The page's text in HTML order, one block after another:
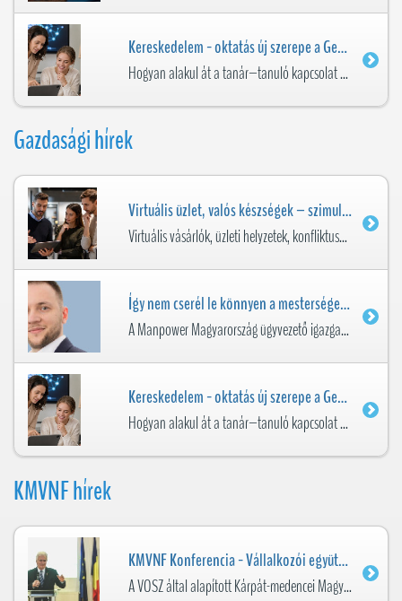
Kereskedelem - oktatás új szerepe a Generatív AI korában
Hogyan alakul át a tanár–tanuló kapcsolat oktató–AI–tanuló együttműködéssé? A Generatív Mesterséges Intelligencia megjelenése nem egyszerűen egy új digitális eszközt ad az oktatók ...
Gazdasági hírek
Virtuális üzlet, valós készségek – szimulációk, VR és MI a kereskedelmi képzésben
Virtuális vásárlók, üzleti helyzetek, konfliktusok, készletproblémák és fenntarthatósági döntések gyakorlása.
Így nem cserél le könnyen a mesterséges intelligencia – hazai kilátások és AI-integráció
A Manpower Magyarország ügyvezető igazgatója a BizniszPlusz podcast epizódjában többek között a hazai foglalkoztatási kilátásokról és a cégek AI-integrációjáról beszélt.
Kereskedelem - oktatás új szerepe a Generatív AI korában
Hogyan alakul át a tanár–tanuló kapcsolat oktató–AI–tanuló együttműködéssé? A Generatív Mesterséges Intelligencia megjelenése nem egyszerűen egy új digitális eszközt ad az oktatók ...
KMVNF hírek
KMVNF Konferencia - Vállalkozói együttműködés és gazdasági párbeszéd Nagybányán
A VOSZ által alapított Kárpát-medencei Magyar Vállalkozói Szövetségek Nemzeti Fóruma konferenciát szervezett Nagybányán 2026. április 17-én.